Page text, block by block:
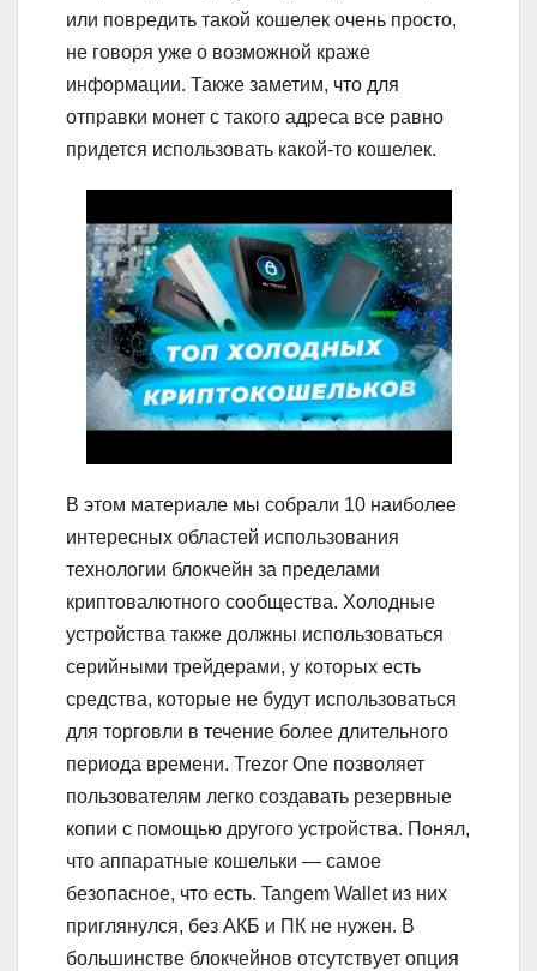
или повредить такой кошелек очень просто,
не говоря уже о возможной краже
информации. Также заметим, что для
отправки монет с такого адреса все равно
придется использовать какой-то кошелек.
В этом материале мы собрали 10 наиболее
интересных областей использования
технологии блокчейн за пределами
криптовалютного сообщества. Холодные
устройства также должны использоваться
серийными трейдерами, у которых есть
средства, которые не будут использоваться
для торговли в течение более длительного
периода времени. Trezor One позволяет
пользователям легко создавать резервные
копии с помощью другого устройства. Понял,
что аппаратные кошельки — самое
безопасное, что есть. Tangem Wallet из них
приглянулся, без АКБ и ПК не нужен. В
большинстве блокчейнов отсутствует опция